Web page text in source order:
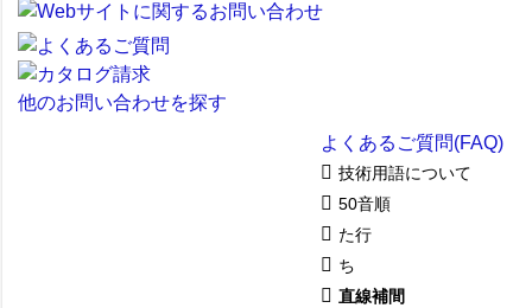
他のお問い合わせを探す
よくあるご質問(FAQ)
技術用語について
50音順
た行
ち
直線補間